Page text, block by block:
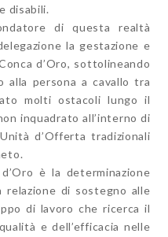
disabili.
di questa realtà
la gestazione e
d’Oro, sottolineando
alla persona a cavallo tra
molti ostacoli lungo il
inquadrato all’interno di
d’Offerta tradizionali
è la determinazione
relazione di sostegno alle
di lavoro che ricerca il
e dell’efficacia nelle